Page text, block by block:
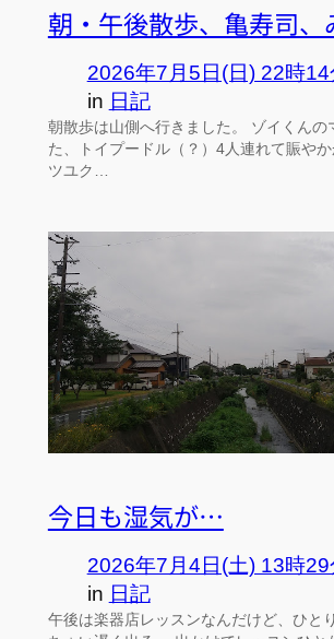
朝・午後散歩、亀寿司、
2026年7月5日(日) 22時14
in 日記
朝散歩は山側へ行きました。 ゾイくんの
た、トイプードル（？）4人連れて賑やか
ツユク…
今日も湿気が…
2026年7月4日(土) 13時29
in 日記
午後は楽器店レッスンなんだけど、ひと